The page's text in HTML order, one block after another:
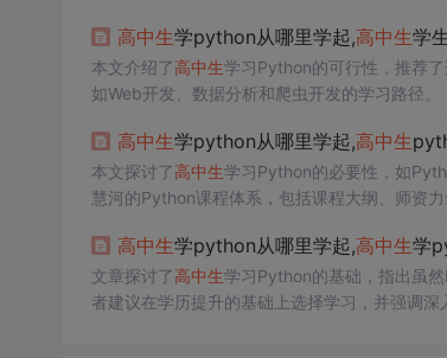
高中生学python从哪里学起,高中生学
本文介绍了高中生学习Python的可行性，推荐
如Web开发、数据分析和爬虫开发的学习路径。
高中生学python从哪里学起,高中生
本文探讨了高中生学习Python的必要性，如
慧河的Python课程体系，包括课程大纲、师资
高中生学python从哪里学起,高中生学
文章探讨了高中生学习Python的基础，指出虽
者建议在学历提升的基础上选择学习，并强调深